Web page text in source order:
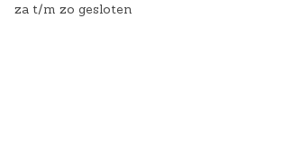
za t/m zo gesloten